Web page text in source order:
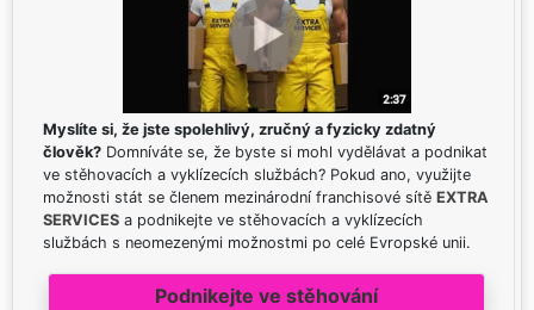
Myslíte si, že jste spolehlivý, zručný a fyzicky zdatný
člověk? Domníváte se, že byste si mohl vydělávat a podnikat
ve stěhovacích a vyklízecích službách? Pokud ano, využijte
možnosti stát se členem mezinárodní franchisové sítě EXTRA
SERVICES a podnikejte ve stěhovacích a vyklízecích
službách s neomezenými možnostmi po celé Evropské unii.
Podnikejte ve stěhování